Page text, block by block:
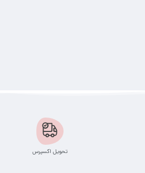
تحویل اکسپرس